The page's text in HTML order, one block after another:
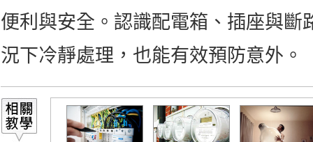
便利與安全。認識配電箱、插座與斷
況下冷靜處理，也能有效預防意外。